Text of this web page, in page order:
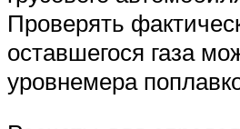
Проверять
оставшегося газа
уровнемера